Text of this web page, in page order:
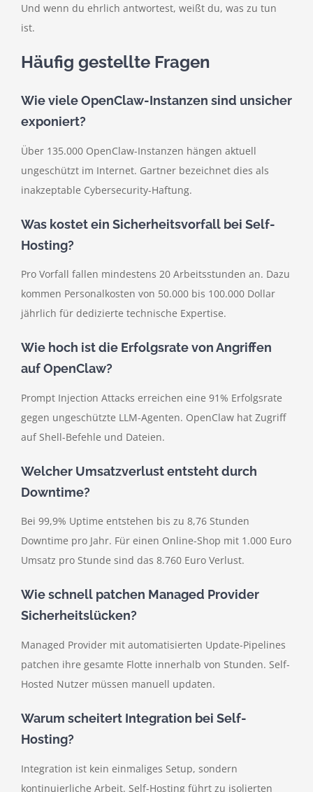
Und wenn du ehrlich antwortest, weißt du, was zu tun
ist.
Häufig gestellte Fragen
Wie viele OpenClaw-Instanzen sind unsicher
exponiert?
Über 135.000 OpenClaw-Instanzen hängen aktuell
ungeschützt im Internet. Gartner bezeichnet dies als
inakzeptable Cybersecurity-Haftung.
Was kostet ein Sicherheitsvorfall bei Self-
Hosting?
Pro Vorfall fallen mindestens 20 Arbeitsstunden an. Dazu
kommen Personalkosten von 50.000 bis 100.000 Dollar
jährlich für dedizierte technische Expertise.
Wie hoch ist die Erfolgsrate von Angriffen
auf OpenClaw?
Prompt Injection Attacks erreichen eine 91% Erfolgsrate
gegen ungeschützte LLM-Agenten. OpenClaw hat Zugriff
auf Shell-Befehle und Dateien.
Welcher Umsatzverlust entsteht durch
Downtime?
Bei 99,9% Uptime entstehen bis zu 8,76 Stunden
Downtime pro Jahr. Für einen Online-Shop mit 1.000 Euro
Umsatz pro Stunde sind das 8.760 Euro Verlust.
Wie schnell patchen Managed Provider
Sicherheitslücken?
Managed Provider mit automatisierten Update-Pipelines
patchen ihre gesamte Flotte innerhalb von Stunden. Self-
Hosted Nutzer müssen manuell updaten.
Warum scheitert Integration bei Self-
Hosting?
Integration ist kein einmaliges Setup, sondern
kontinuierliche Arbeit. Self-Hosting führt zu isolierten